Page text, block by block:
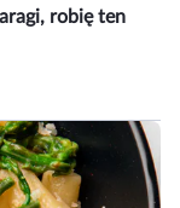
robię ten